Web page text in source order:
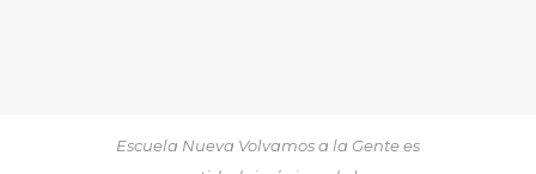
Escuela Nueva Volvamos a la Gente es